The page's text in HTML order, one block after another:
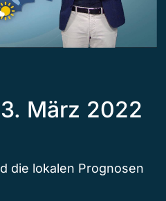
März 2022
die lokalen Prognosen